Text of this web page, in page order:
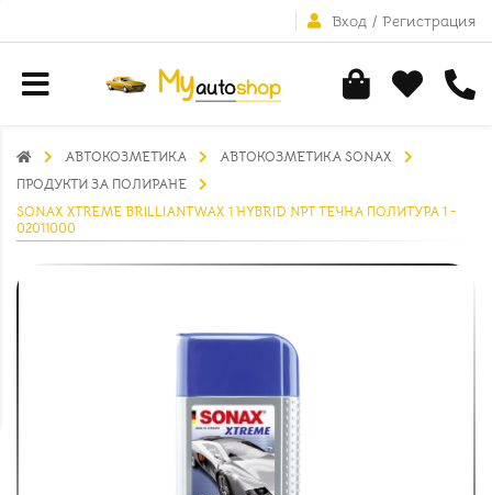
Вход / Регистрация
АВТОКОЗМЕТИКА
АВТОКОЗМЕТИКА SONAX
ПРОДУКТИ ЗА ПОЛИРАНЕ
SONAX XTREME BRILLIANTWAX 1 HYBRID NPT ТЕЧНА ПОЛИТУРА 1 -
02011000